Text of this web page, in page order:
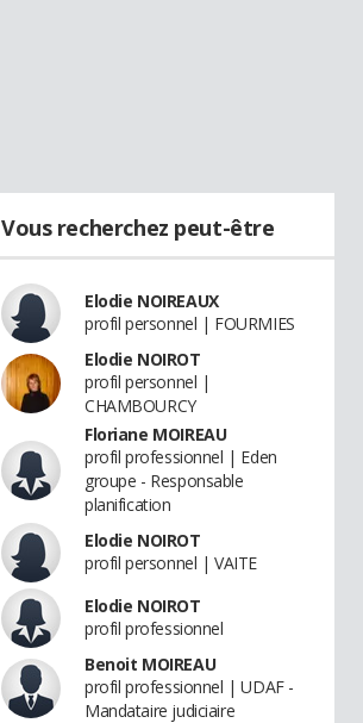
Vous recherchez peut-être
Elodie NOIREAUX
profil personnel | FOURMIES
Elodie NOIROT
profil personnel |
CHAMBOURCY
Floriane MOIREAU
profil professionnel | Eden
groupe - Responsable
planification
Elodie NOIROT
profil personnel | VAITE
Elodie NOIROT
profil professionnel
Benoit MOIREAU
profil professionnel | UDAF -
Mandataire judiciaire